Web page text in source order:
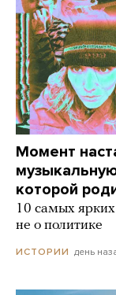
Момент
которой
10 самых
не о политике
ИСТОРИИ день